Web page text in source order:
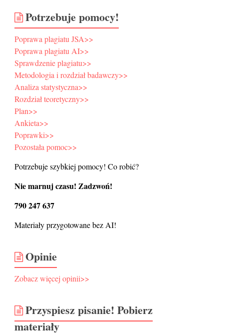
Potrzebuje pomocy!
Poprawa plagiatu JSA>>
Poprawa plagiatu AI>>
Sprawdzenie plagiatu>>
Metodologia i rozdział badawczy>>
Analiza statystyczna>>
Rozdział teoretyczny>>
Plan>>
Ankieta>>
Poprawki>>
Pozostała pomoc>>
Potrzebuje szybkiej pomocy! Co robić?
Nie marnuj czasu! Zadzwoń!
790 247 637
Materiały przygotowane bez AI!
Opinie
Zobacz więcej opinii>>
Przyspiesz pisanie! Pobierz
materiały